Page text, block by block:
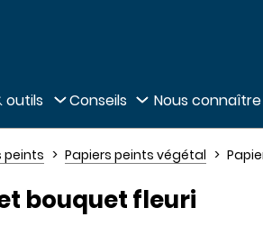
page
outils Conseils Nous connaître
peints Papiers peints végétal
bouquet fleuri